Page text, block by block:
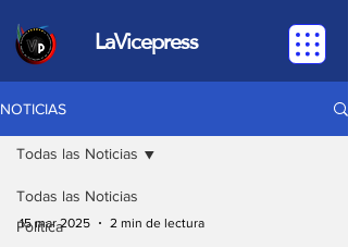
LaVicepress
NOTICIAS
Todas las Noticias
Política
Todas las Noticias
15 mar 2025 2 min de lectura